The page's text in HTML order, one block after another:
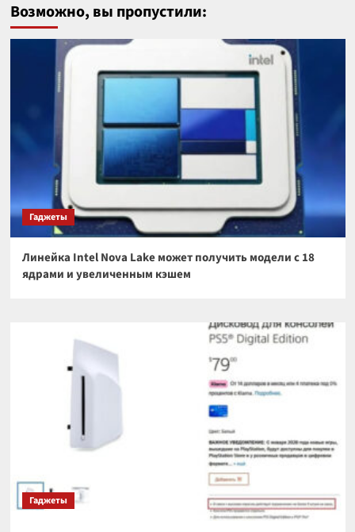
Возможно, вы пропустили:
Гаджеты
Линейка Intel Nova Lake может получить модели с 18
ядрами и увеличенным кэшем
Гаджеты